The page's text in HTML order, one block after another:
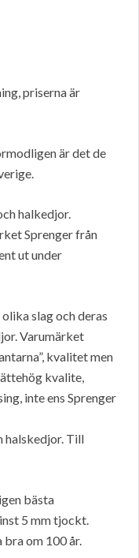
priserna är
är det de
halkedjor.
Sprenger från
ut under
slag och deras
Varumärket
kvalitet men
kvalite,
inte ens Sprenger
halskedjor. Till
bästa
5 mm tjockt.
om 100 år.